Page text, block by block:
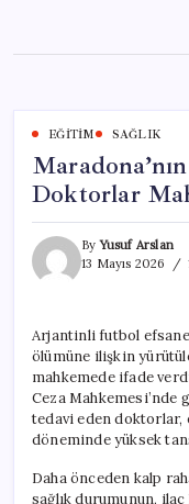
content
EĞITIM SAĞLIK
Doktorlar
ByYusuf Arslan
13 Mayıs 2026
Arjantinli futbol
ölümüne ilişkin
mahkemede ifade
Ceza Mahkemesi’nde
tedavi eden doktorlar,
döneminde yüksek
Daha önceden kalp
sağlık durumunun,